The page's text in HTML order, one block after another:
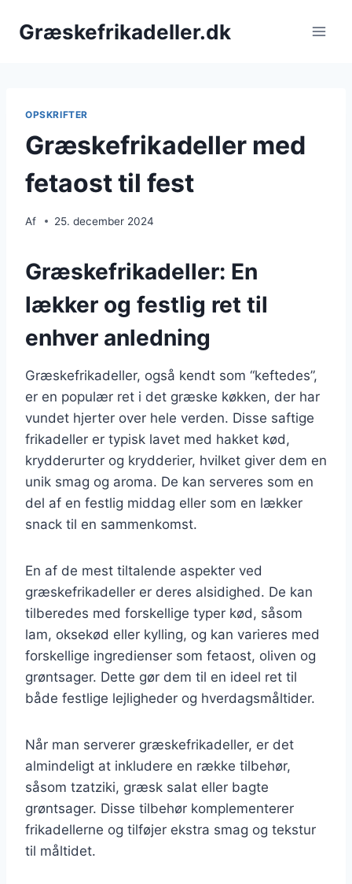
Græskefrikadeller.dk
OPSKRIFTER
Græskefrikadeller med
fetaost til fest
Af 25. december 2024
Græskefrikadeller: En
lækker og festlig ret til
enhver anledning
Græskefrikadeller, også kendt som “keftedes”,
er en populær ret i det græske køkken, der har
vundet hjerter over hele verden. Disse saftige
frikadeller er typisk lavet med hakket kød,
krydderurter og krydderier, hvilket giver dem en
unik smag og aroma. De kan serveres som en
del af en festlig middag eller som en lækker
snack til en sammenkomst.
En af de mest tiltalende aspekter ved
græskefrikadeller er deres alsidighed. De kan
tilberedes med forskellige typer kød, såsom
lam, oksekød eller kylling, og kan varieres med
forskellige ingredienser som fetaost, oliven og
grøntsager. Dette gør dem til en ideel ret til
både festlige lejligheder og hverdagsmåltider.
Når man serverer græskefrikadeller, er det
almindeligt at inkludere en række tilbehør,
såsom tzatziki, græsk salat eller bagte
grøntsager. Disse tilbehør komplementerer
frikadellerne og tilføjer ekstra smag og tekstur
til måltidet.